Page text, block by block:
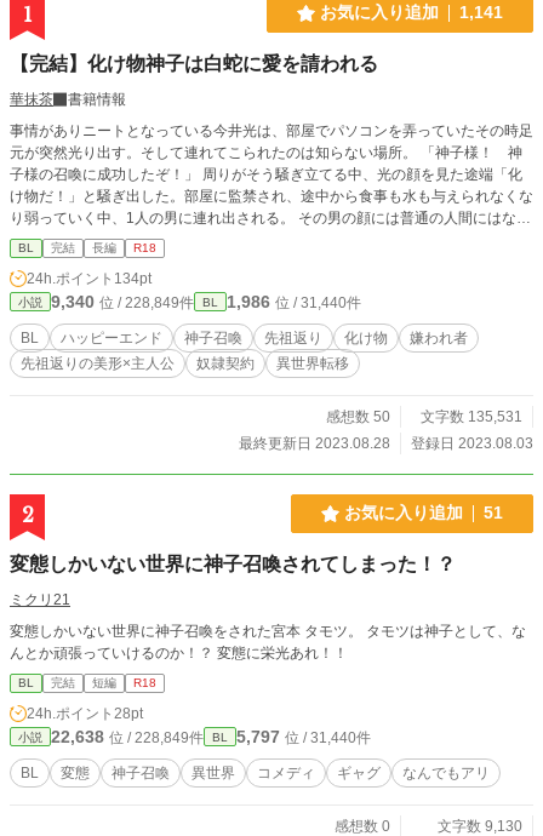
1 お気に入り追加 1,141
【完結】化け物神子は白蛇に愛を請われる
華抹茶
書籍情報
事情がありニートとなっている今井光は、部屋でパソコンを弄っていたその時足
元が突然光り出す。そして連れてこられたのは知らない場所。 「神子様！ 神
子様の召喚に成功したぞ！」 周りがそう騒ぎ立てる中、光の顔を見た途端「化
け物だ！」と騒ぎ出した。部屋に監禁され、途中から食事も水も与えられなくな
り弱っていく中、1人の男に連れ出される。 その男の顔には普通の人間にはない
鱗と、縦に伸びた瞳孔が見えた。 「蛇……？」 その男に連れ出されてからは快
適に過ごすことが出来るようになったが、この世界の事を知るにつれて怒りが湧
いて来るようになる。 ＊ ＊ ＊ ＊ ＊ ＊ ＊ 久しぶりの長編です。よろ
しくお願いします！ R-18には※印つけてます。 ざまぁはありますが、それを強
く求めている方には物足りないなどあると思います。ご注意ください。
BL 完結 長編 R18
24h.ポイント 134pt
小説 9,340 位 / 228,849件 BL 1,986 位 / 31,440件
BL ハッピーエンド 神子召喚 先祖返り 化け物
嫌われ者
先祖返りの美形×主人公
奴隷契約 異世界転移
感想数 50
文字数 135,531
最終更新日 2023.08.28
登録日 2023.08.03
2 お気に入り追加 51
変態しかいない世界に神子召喚されてしまった！？
ミクリ21
変態しかいない世界に神子召喚をされた宮本 タモツ。 タモツは神子として、な
んとか頑張っていけるのか！？ 変態に栄光あれ！！
BL 完結 短編 R18
24h.ポイント 28pt
小説 22,638 位 / 228,849件 BL 5,797 位 / 31,440件
BL 変態 神子召喚 異世界 コメディ ギャグ なんでもアリ
感想数 0
文字数 9,130